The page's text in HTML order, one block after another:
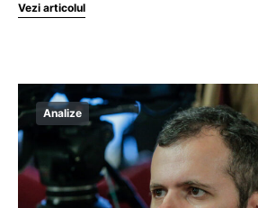
Vezi articolul
Analize